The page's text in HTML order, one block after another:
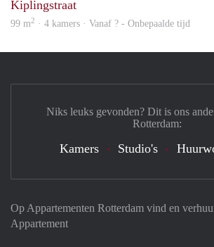
Kiplingstraat
99 m2 · 4 kamers · Vanaf ? - Onbepaalde tijd
Op Appartementen Rotterdam vind en
Appartement
Niks leuks gevonden? Dit is ons
Rotterdam:
Kamers Studio's